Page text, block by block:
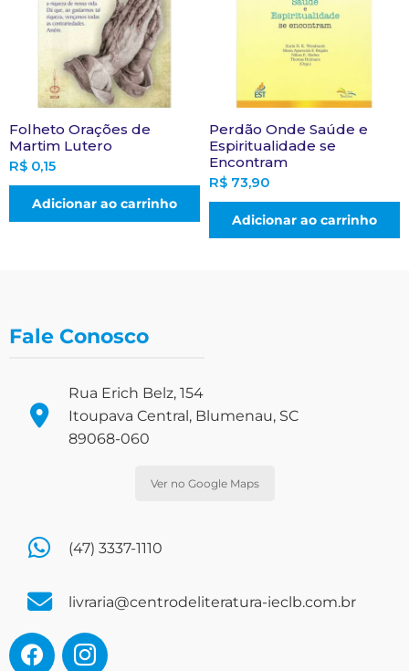
Folheto Orações de
Martim Lutero
R$ 0,15
Adicionar ao carrinho
Perdão Onde Saúde e
Espiritualidade se
Encontram
R$ 73,90
Adicionar ao carrinho
Fale Conosco
Rua Erich Belz, 154
Itoupava Central, Blumenau, SC
89068-060
Ver no Google Maps
(47) 3337-1110
livraria@centrodeliteratura-ieclb.com.br